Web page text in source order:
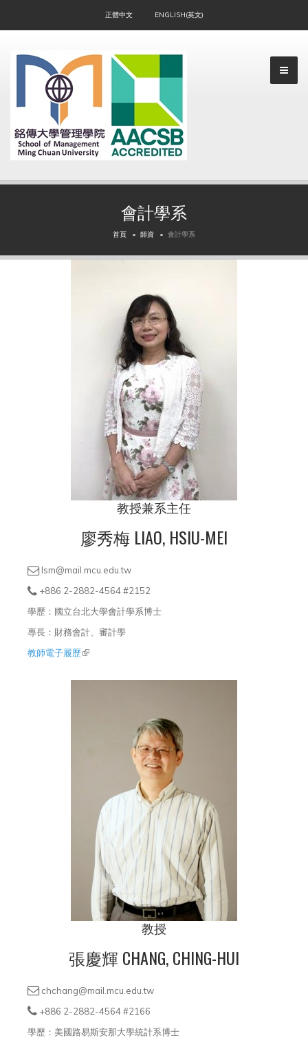
正體中文 ENGLISH(英文)
會計學系
首頁 師資 會計學系
教授兼系主任
廖秀梅 LIAO, HSIU-MEI
lsm@mail.mcu.edu.tw
+886 2-2882-4564 #2152
學歷：國立台北大學會計學系博士
專長：財務會計、審計學
教師電子履歷(link is external)
教授
張慶輝 CHANG, CHING-HUI
chchang@mail.mcu.edu.tw
+886 2-2882-4564 #2166
學歷：美國路易斯安那大學統計系博士